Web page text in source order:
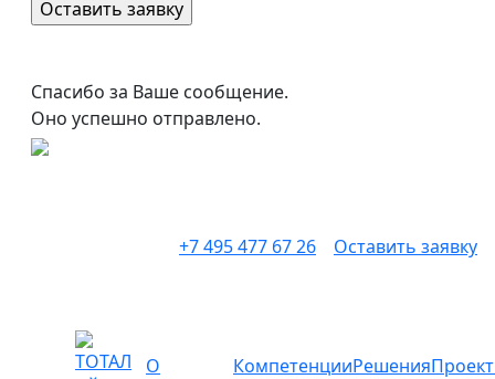
Спасибо за Ваше сообщение.
Оно успешно отправлено.
+7 495 477 67 26 Оставить заявку
О
КомпетенцииРешения